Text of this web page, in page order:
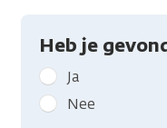
Heb je
Geef
kanker.nl
feedback:
Ja
Nee